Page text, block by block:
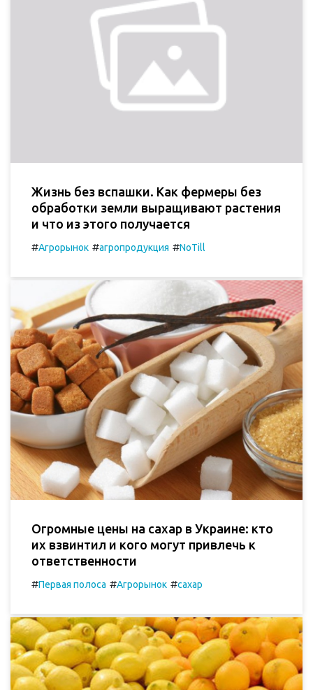
Жизнь без вспашки. Как фермеры без
обработки земли выращивают растения
и что из этого получается
#Агрорынок #агропродукция #NoTill
Огромные цены на сахар в Украине: кто
их взвинтил и кого могут привлечь к
ответственности
#Первая полоса #Агрорынок #сахар